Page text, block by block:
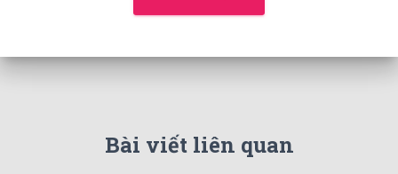
Bài viết liên quan